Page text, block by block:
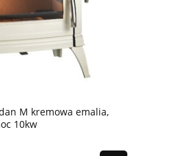
M kremowa emalia,
10kw